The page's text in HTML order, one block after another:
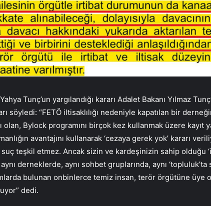
Tunç’un yargılandığı kararı Adalet Bakanı Yılmaz
söyledi: “FETÖ iltisaklılığı nedeniyle kapatılan bir
Bylock programını birçok kez kullanmak üzere kayıt
avantajını kullanarak ‘cezaya gerek yok’ kararı
teşkil etmez. Ancak sizin ve kardeşinizin sahip olduğu
derneklerde, aynı sohbet gruplarında, aynı
bulunan onbinlerce temiz insan, terör örgütüne üye
dedi.